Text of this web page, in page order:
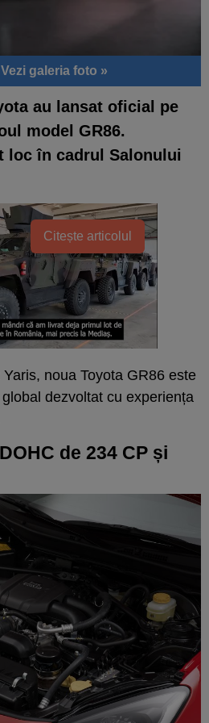
Vezi galeria foto »
au lansat oficial pe
model GR86.
loc în cadrul Salonului
Citește articolul
noua Toyota GR86 este
dezvoltat cu experiența
de 234 CP și